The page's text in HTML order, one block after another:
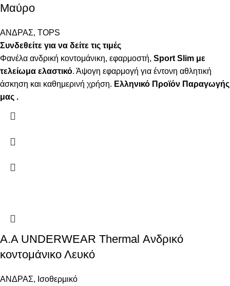
Μαύρο
ΑΝΔΡΑΣ, TOPS
Συνδεθείτε για να δείτε τις τιμές
Φανέλα ανδρική κοντομάνικη, εφαρμοστή, Sport Slim με
τελείωμα ελαστικό. Άψογη εφαρμογή για έντονη αθλητική
άσκηση και καθημερινή χρήση. Ελληνικό Προϊόν Παραγωγής
μας .
Α.A UNDERWEAR Thermal Ανδρικό
κοντομάνικο Λευκό
ΑΝΔΡΑΣ, Ισοθερμικό